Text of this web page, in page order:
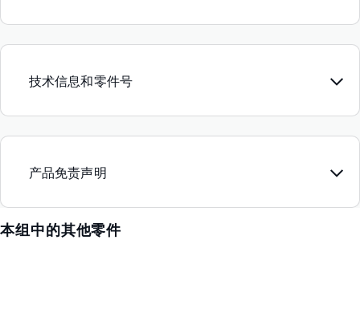
技术信息和零件号
产品免责声明
本组中的其他零件